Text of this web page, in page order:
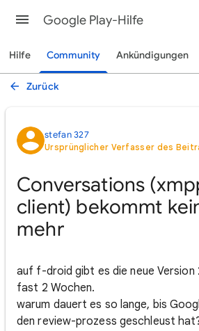
Google Play-Hilfe
Hilfe Community Ankündigungen
Zurück
stefan 327
Ursprünglicher Verfasser des
Conversations
client) bekommt
mehr
auf f-droid gibt es die neue Version
fast 2 Wochen.
warum dauert es so lange, bis
den review-prozess geschleust